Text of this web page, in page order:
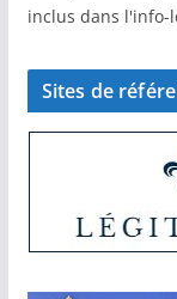
inclus dans l'info-
Sites de